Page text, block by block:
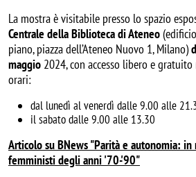
La mostra è visitabile presso lo spazio
Centrale della Biblioteca di Ateneo
piano, piazza dell’Ateneo Nuovo 1, Milano)
maggio 2024, con accesso libero e
orari:
dal lunedì al venerdì dalle 9.00 alle
il sabato dalle 9.00 alle 13.30
Articolo su BNews "Parità e autonomia:
femministi degli anni '70-'90"